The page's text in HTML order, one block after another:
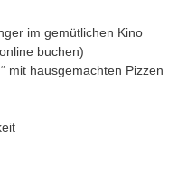
im gemütlichen Kino
buchen)
mit hausgemachten Pizzen